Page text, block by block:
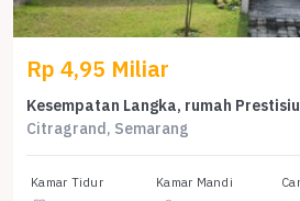
Rp 4,95 Miliar
Citragrand, Semarang
Kamar Tidur Kamar Mandi